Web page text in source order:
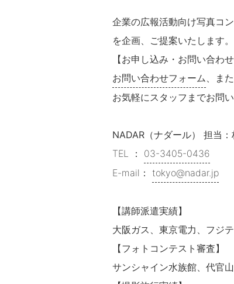
企業の広報活動向け写真コ
を企画、ご提案いたします
【お申し込み・お問い合わせ
お問い合わせフォーム、ま
お気軽にスタッフまでお問
NADAR（ナダール） 担当：
TEL ： 03-3405-0436
E-mail： tokyo@nadar.jp
【講師派遣実績】
大阪ガス、東京電力、フジ
【フォトコンテスト審査】
サンシャイン水族館、代官